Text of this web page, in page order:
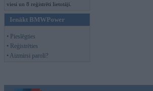
viesi un 8 reģistrēti lietotāji.
Ienākt BMWPower
• Pieslēgties
• Reģistrēties
• Aizmirsi paroli?